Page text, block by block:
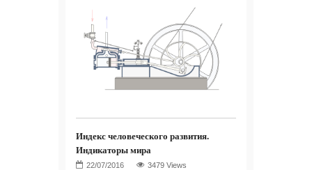
Индекс человеческого развития.
Индикаторы мира
3479 Views